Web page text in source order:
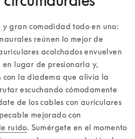
y gran comodidad todo en uno:
reúnen lo mejor de
acolchados envuelven
en lugar de presionarla y,
con la diadema que alivia la
escuchando cómodamente
de los cables con auriculares
mejorado con
ruido. Sumérgete en el momento